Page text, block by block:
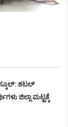
ಶಟಲ್
ಜಿಲ್ಲಾ ಮಟ್ಟಕ್ಕೆ